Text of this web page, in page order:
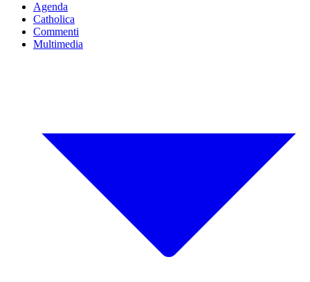
Agenda
Catholica
Commenti
Multimedia